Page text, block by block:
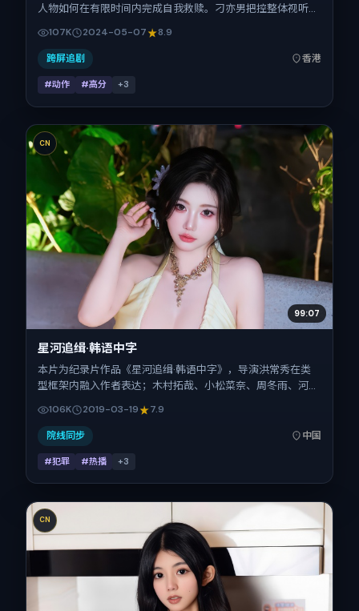
人物如何在有限时间内完成自我救赎。刁亦男把控整体视听语
富。影片定于 2024-05-07 起陆续登陆院线与网络平台，春
季档公映，片长113分钟。
107K 2024-05-07 8.9
跨屏追剧 香港
#动作 #高分 +3
CN
99:07
星河追缉·韩语中字
本片为纪录片作品《星河追缉·韩语中字》，导演洪常秀在类
型框架内融入作者表达；木村拓哉、小松菜奈、周冬雨、河正
犯罪，主拍摄地与出品背景为中国大陆。上映时间 2019年3月
19日（公映登记日 2019-03-19），全片172分钟，节奏张弛有
106K 2019-03-19 7.9
院线同步 中国
#犯罪 #热播 +3
CN